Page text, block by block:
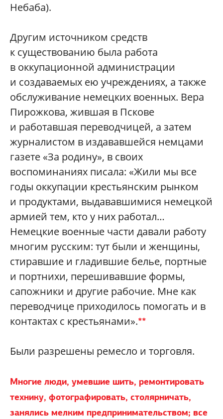
Небаба).
Другим источником средств
к существованию была работа
в оккупационной администрации
и создаваемых ею учреждениях, а также
обслуживание немецких военных. Вера
Пирожкова, жившая в Пскове
и работавшая переводчицей, а затем
журналистом в издававшейся немцами
газете «За родину», в своих
воспоминаниях писала: «Жили мы все
годы оккупации крестьянским рынком
и продуктами, выдававшимися немецкой
армией тем, кто у них работал…
Немецкие военные части давали работу
многим русским: тут были и женщины,
стиравшие и гладившие белье, портные
и портнихи, перешивавшие формы,
сапожники и другие рабочие. Мне как
переводчице приходилось помогать и в
контактах с крестьянами».**
Были разрешены ремесло и торговля.
Многие люди, умевшие шить, ремонтировать
технику, фотографировать, столярничать,
занялись мелким предпринимательством; все